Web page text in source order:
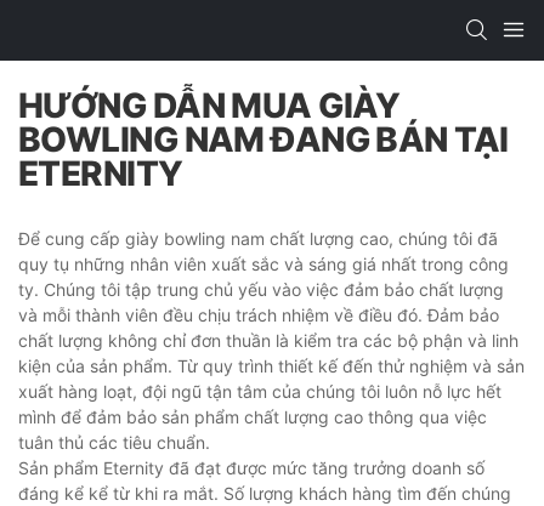
HƯỚNG DẪN MUA GIÀY
BOWLING NAM ĐANG BÁN TẠI
ETERNITY
Để cung cấp giày bowling nam chất lượng cao, chúng tôi đã
quy tụ những nhân viên xuất sắc và sáng giá nhất trong công
ty. Chúng tôi tập trung chủ yếu vào việc đảm bảo chất lượng
và mỗi thành viên đều chịu trách nhiệm về điều đó. Đảm bảo
chất lượng không chỉ đơn thuần là kiểm tra các bộ phận và linh
kiện của sản phẩm. Từ quy trình thiết kế đến thử nghiệm và sản
xuất hàng loạt, đội ngũ tận tâm của chúng tôi luôn nỗ lực hết
mình để đảm bảo sản phẩm chất lượng cao thông qua việc
tuân thủ các tiêu chuẩn.
Sản phẩm Eternity đã đạt được mức tăng trưởng doanh số
đáng kể kể từ khi ra mắt. Số lượng khách hàng tìm đến chúng